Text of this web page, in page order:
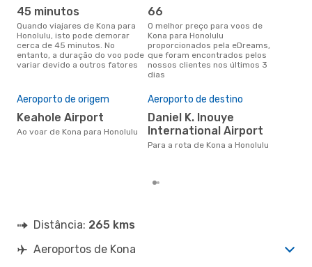
45 minutos
Quando viajares de Kona para
Honolulu, isto pode demorar
cerca de 45 minutos. No
entanto, a duração do voo pode
variar devido a outros fatores
66
O melhor preço para voos de
Kona para Honolulu
proporcionados pela eDreams,
que foram encontrados pelos
nossos clientes nos últimos 3
dias
Aeroporto de origem
Keahole Airport
Ao voar de Kona para Honolulu
Aeroporto de destino
Daniel K. Inouye
International Airport
Para a rota de Kona a Honolulu
Distância: 265 kms
Aeroportos de Kona